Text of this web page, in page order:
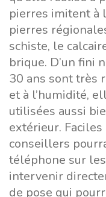
pierres imitent à
pierres
schiste, le
brique. D’un fini
30 ans sont très
et à l’humidité,
utilisées aussi
extérieur.
conseillers
téléphone sur
intervenir
de pose qui